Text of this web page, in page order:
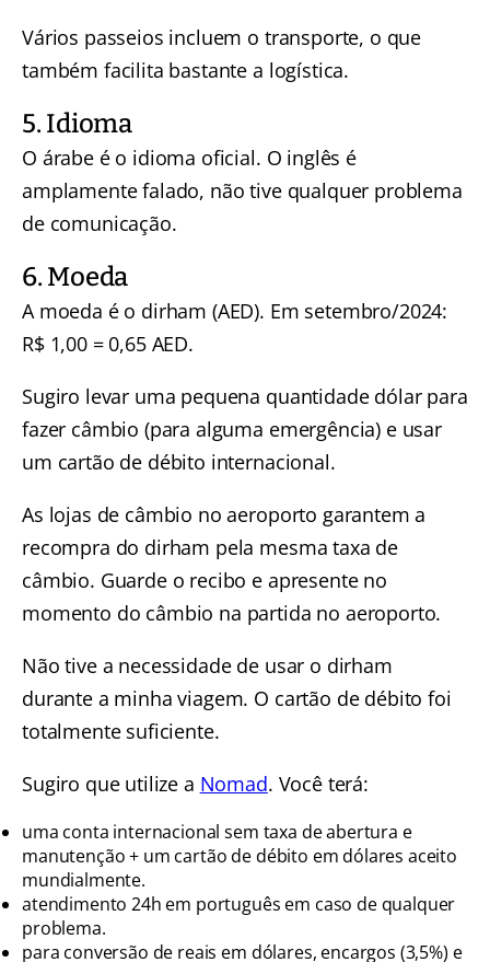
Vários passeios incluem o transporte, o que
também facilita bastante a logística.
5. Idioma
O árabe é o idioma oficial. O inglês é
amplamente falado, não tive qualquer problema
de comunicação.
6. Moeda
A moeda é o dirham (AED). Em setembro/2024:
R$ 1,00 = 0,65 AED.
Sugiro levar uma pequena quantidade dólar para
fazer câmbio (para alguma emergência) e usar
um cartão de débito internacional.
As lojas de câmbio no aeroporto garantem a
recompra do dirham pela mesma taxa de
câmbio. Guarde o recibo e apresente no
momento do câmbio na partida no aeroporto.
Não tive a necessidade de usar o dirham
durante a minha viagem. O cartão de débito foi
totalmente suficiente.
Sugiro que utilize a Nomad. Você terá:
uma conta internacional sem taxa de abertura e
manutenção + um cartão de débito em dólares aceito
mundialmente.
atendimento 24h em português em caso de qualquer
problema.
para conversão de reais em dólares, encargos (3,5%) e